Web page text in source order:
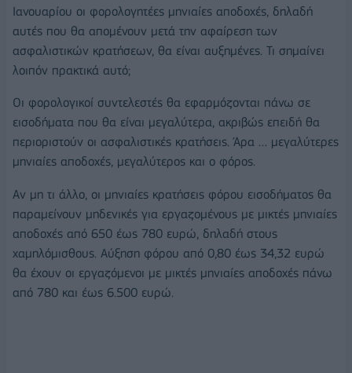
Ιανουαρίου οι φορολογητέες μηνιαίες αποδοχές, δηλαδή
αυτές που θα απομένουν μετά την αφαίρεση των
ασφαλιστικών κρατήσεων, θα είναι αυξημένες. Τι σημαίνει
λοιπόν πρακτικά αυτό;
Οι φορολογικοί συντελεστές θα εφαρμόζονται πάνω σε
εισοδήματα που θα είναι μεγαλύτερα, ακριβώς επειδή θα
περιοριστούν οι ασφαλιστικές κρατήσεις. Άρα … μεγαλύτερες
μηνιαίες αποδοχές, μεγαλύτερος και ο φόρος.
Αν μη τι άλλο, οι μηνιαίες κρατήσεις φόρου εισοδήματος θα
παραμείνουν μηδενικές για εργαζομένους με μικτές μηνιαίες
αποδοχές από 650 έως 780 ευρώ, δηλαδή στους
χαμηλόμισθους. Αύξηση φόρου από 0,80 έως 34,32 ευρώ
θα έχουν οι εργαζόμενοι με μικτές μηνιαίες αποδοχές πάνω
από 780 και έως 6.500 ευρώ.